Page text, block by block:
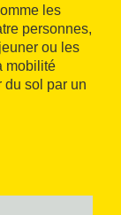
les
personnes,
ou les
mobilité
du sol par un